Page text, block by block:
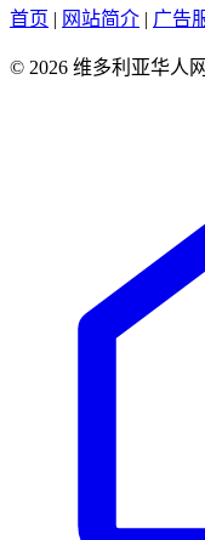
首页 | 网站简介 | 广告
© 2026 维多利亚华人网